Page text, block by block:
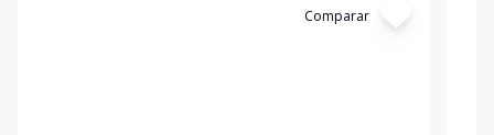
Comparar